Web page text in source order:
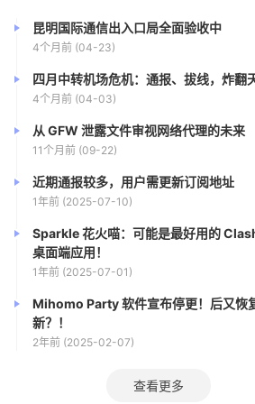
昆明国际通信出入口局全面验收中
4个月前 (04-23)
四月中转机场危机：通报、拔线，炸翻
4个月前 (04-03)
从 GFW 泄露文件审视网络代理的未来
11个月前 (09-22)
近期通报较多，用户需更新订阅地址
1年前 (2025-07-10)
Sparkle 花火喵：可能是最好用的
桌面端应用！
1年前 (2025-07-01)
Mihomo Party 软件宣布停更！后又恢
新？！
2年前 (2025-02-07)
查看更多